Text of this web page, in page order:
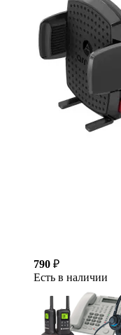
790 ₽
Есть в наличии